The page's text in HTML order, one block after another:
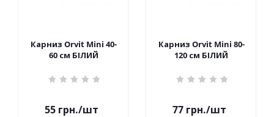
Карниз Orvit Mini 40-
60 см БІЛИЙ
55грн./шт
Карниз Orvit Mini 80-
120 см БІЛИЙ
77грн./шт